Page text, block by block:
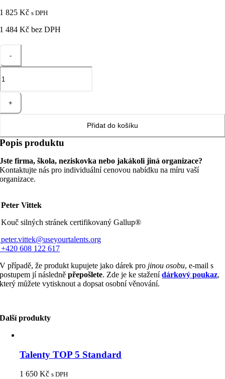
1 825Kč s DPH
1 484Kč bez DPH
TOP
ALL
množství
Přidat do košíku
Popis produktu
Jste firma, škola, neziskovka nebo jakákoli jiná organizace?
Kontaktujte nás pro individuální cenovou nabídku na míru vaší
organizace.
Vittek
Kouč silných stránek certifikovaný Gallup®
608 122 617
V případě, že produkt kupujete jako dárek pro jinou osobu, e-mail s
postupem jí následněpřepošlete. Zde je ke staženídárkový poukaz,
který můžete vytisknout a dopsat osobní věnování.
Další produkty
Talenty TOP 5 Standard
1 650Kč s DPH